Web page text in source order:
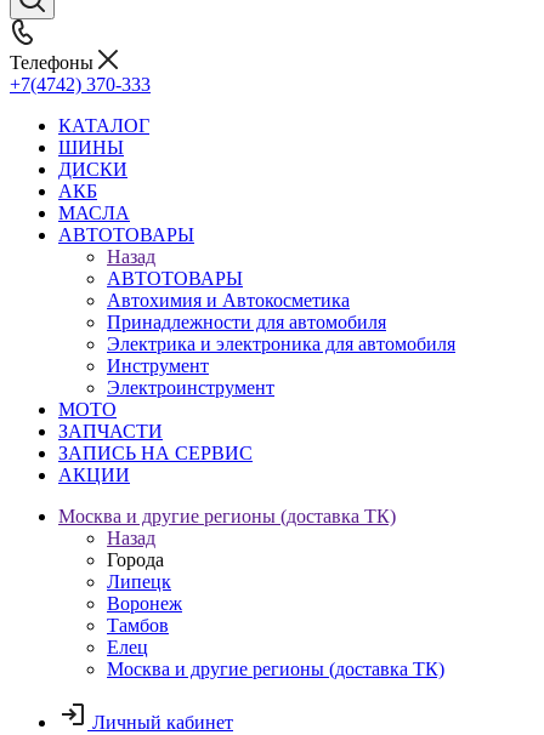
Телефоны
+7(4742) 370-333
КАТАЛОГ
ШИНЫ
ДИСКИ
АКБ
МАСЛА
АВТОТОВАРЫ
Назад
АВТОТОВАРЫ
Автохимия и Автокосметика
Принадлежности для автомобиля
Электрика и электроника для автомобиля
Инструмент
Электроинструмент
МОТО
ЗАПЧАСТИ
ЗАПИСЬ НА СЕРВИС
АКЦИИ
Москва и другие регионы (доставка ТК)
Назад
Города
Липецк
Воронеж
Тамбов
Елец
Москва и другие регионы (доставка ТК)
Личный кабинет